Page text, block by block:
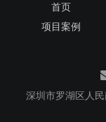
首页
项目案例
深圳市罗湖区人